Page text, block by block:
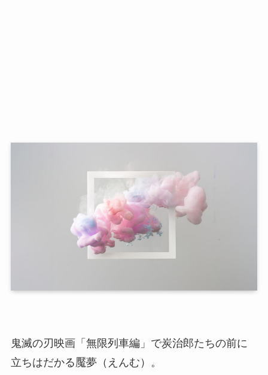
鬼滅の刃映画「無限列車編」で炭治郎たちの前に
立ちはだかる魘夢（えんむ）。